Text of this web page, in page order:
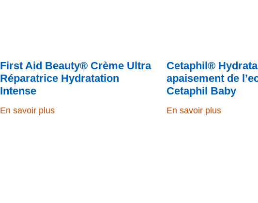
First Aid Beauty® Crème Ultra
Réparatrice Hydratation
Intense
En savoir plus
Cetaphil®
apaisement de
Cetaphil Baby
En savoir plus